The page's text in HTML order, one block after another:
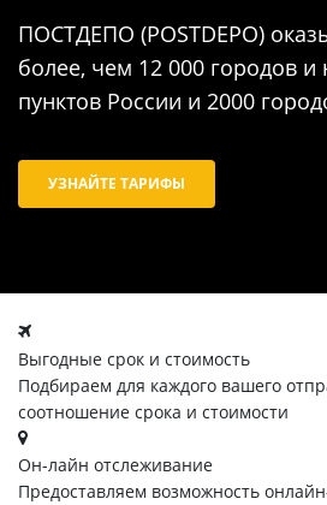
ПОСТДЕПО (POSTDEPO)
более, чем 12 000 городов и
пунктов России и 2000
УЗНАЙТЕ ТАРИФЫ
Выгодные срок и стоимость
Подбираем для каждого вашего
соотношение срока и стоимости
Он-лайн отслеживание
Предоставляем возможность